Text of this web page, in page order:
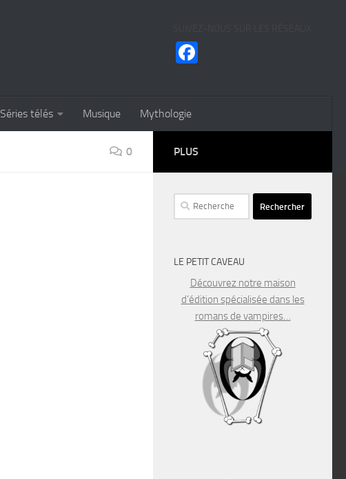
Séries télés Musique Mythologie
0 PLUS
Rechercher :
LE PETIT CAVEAU
Découvrez notre maison
d’édition spécialisée dans les
romans de vampires…